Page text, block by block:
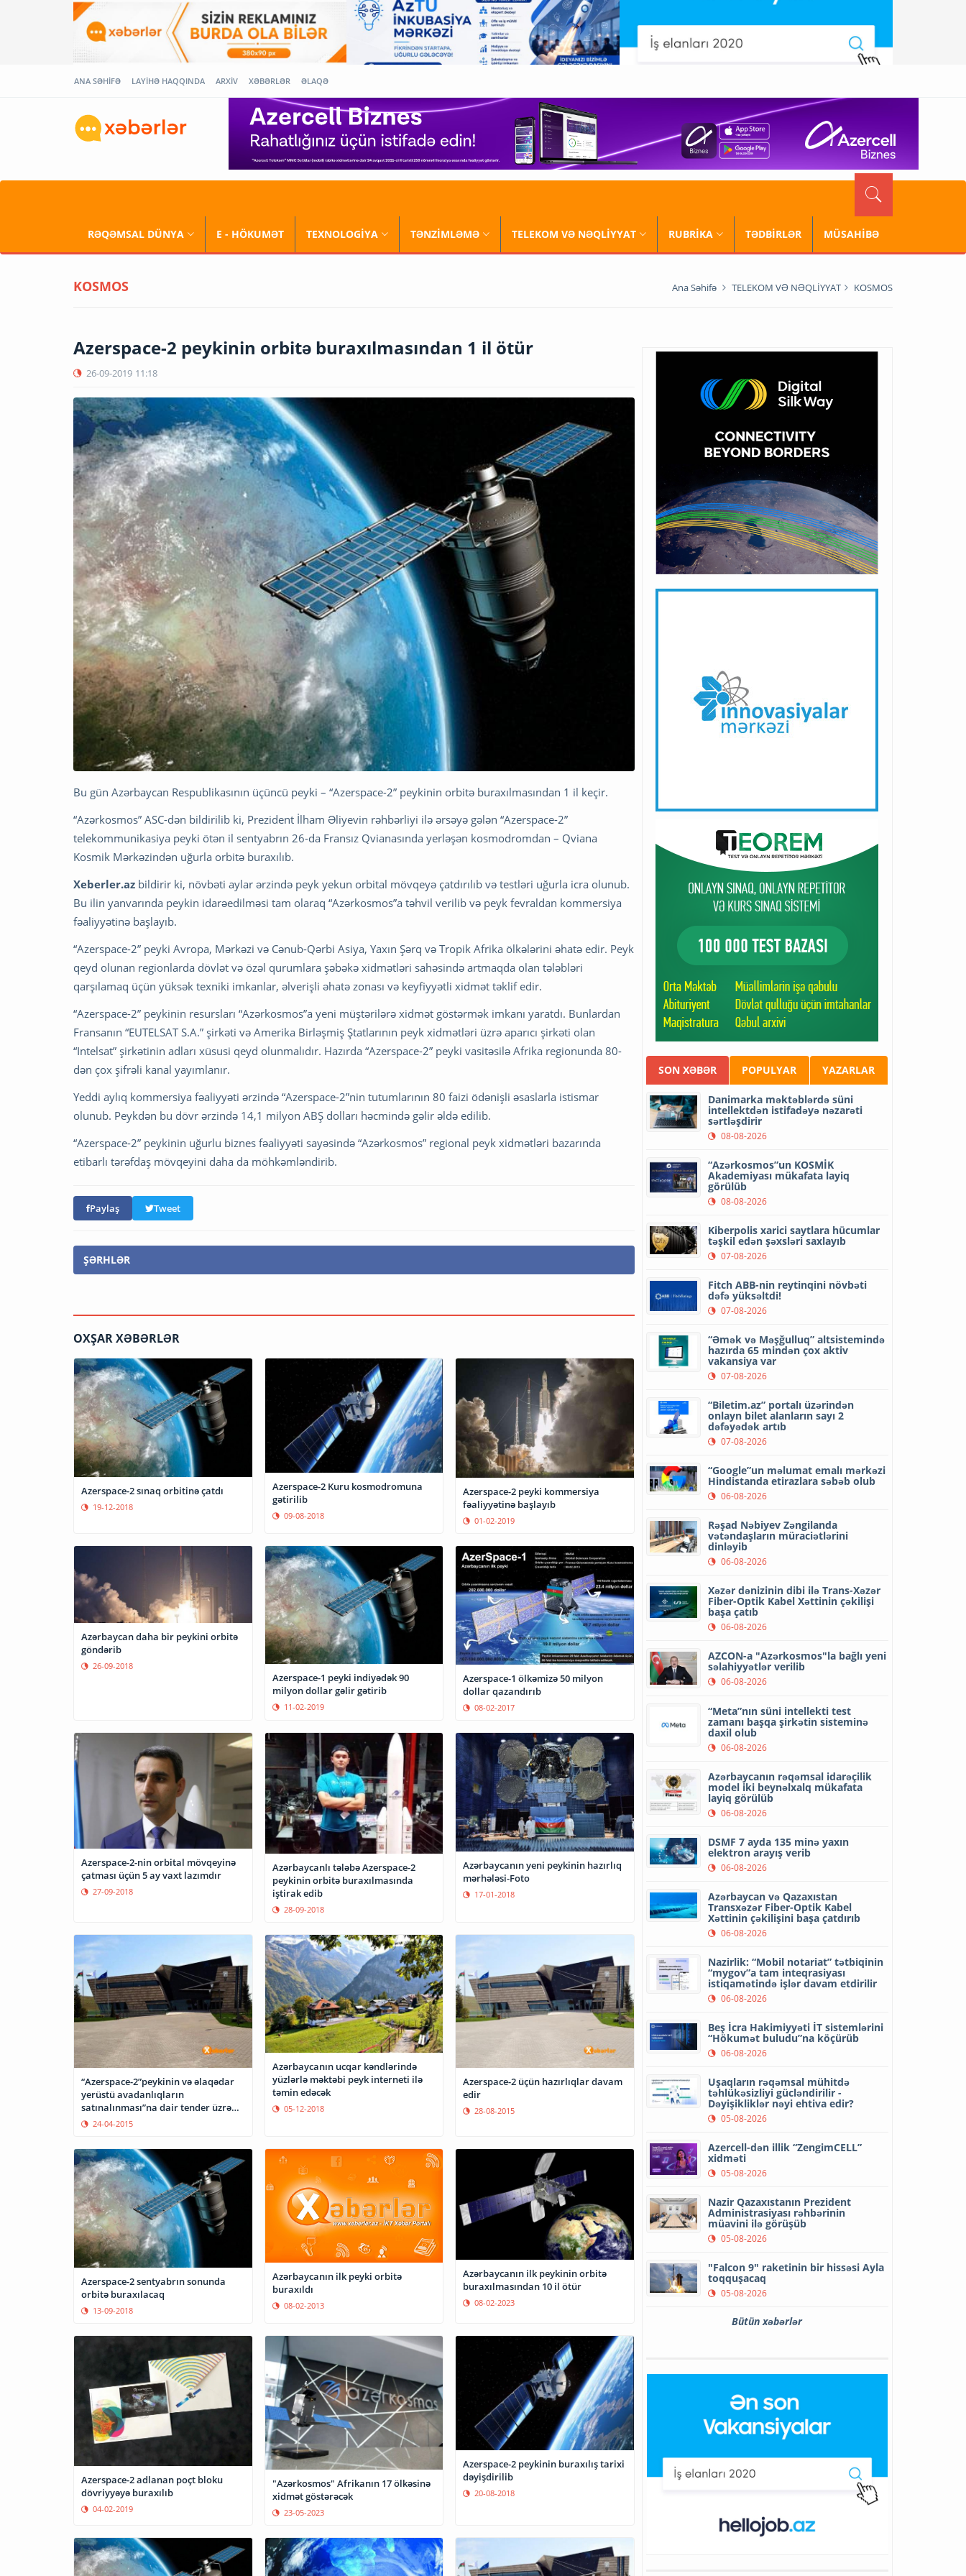
ANA SƏHİFƏ LAYİHƏ HAQQINDA ARXİV XƏBƏRLƏR ƏLAQƏ
RƏQƏMSAL DÜNYA E - HÖKUMƏT TEXNOLOGİYA TƏNZİMLƏMƏ TELEKOM VƏ NƏQLİYYAT RUBRİKA TƏDBİRLƏR MÜSAHİBƏ
KOSMOS Ana Səhifə TELEKOM VƏ NƏQLİYYAT KOSMOS
Azerspace-2 peykinin orbitə buraxılmasından 1 il ötür
26-09-2019 11:18
Bu gün Azərbaycan Respublikasının üçüncü peyki – “Azerspace-2” peykinin orbitə buraxılmasından 1 il keçir.
“Azərkosmos” ASC-dən bildirilib ki, Prezident İlham Əliyevin rəhbərliyi ilə ərsəyə gələn “Azerspace-2”
telekommunikasiya peyki ötən il sentyabrın 26-da Fransız Qvianasında yerləşən kosmodromdan – Qviana
Kosmik Mərkəzindən uğurla orbitə buraxılıb.
Xeberler.az bildirir ki, növbəti aylar ərzində peyk yekun orbital mövqeyə çatdırılıb və testləri uğurla icra olunub.
Bu ilin yanvarında peykin idarəedilməsi tam olaraq “Azərkosmos”a təhvil verilib və peyk fevraldan kommersiya
fəaliyyətinə başlayıb.
“Azerspace-2” peyki Avropa, Mərkəzi və Cənub-Qərbi Asiya, Yaxın Şərq və Tropik Afrika ölkələrini əhatə edir. Peyk
qeyd olunan regionlarda dövlət və özəl qurumlara şəbəkə xidmətləri sahəsində artmaqda olan tələbləri
qarşılamaq üçün yüksək texniki imkanlar, əlverişli əhatə zonası və keyfiyyətli xidmət təklif edir.
“Azerspace-2” peykinin resursları “Azərkosmos”a yeni müştərilərə xidmət göstərmək imkanı yaratdı. Bunlardan
Fransanın “EUTELSAT S.A.” şirkəti və Amerika Birləşmiş Ştatlarının peyk xidmətləri üzrə aparıcı şirkəti olan
“Intelsat” şirkətinin adları xüsusi qeyd olunmalıdır. Hazırda “Azerspace-2” peyki vasitəsilə Afrika regionunda 80-
dən çox şifrəli kanal yayımlanır.
Yeddi aylıq kommersiya fəaliyyəti ərzində “Azerspace-2”nin tutumlarının 80 faizi ödənişli əsaslarla istismar
olunub. Peykdən bu dövr ərzində 14,1 milyon ABŞ dolları həcmində gəlir əldə edilib.
“Azerspace-2” peykinin uğurlu biznes fəaliyyəti sayəsində “Azərkosmos” regional peyk xidmətləri bazarında
etibarlı tərəfdaş mövqeyini daha da möhkəmləndirib.
Paylaş Tweet
ŞƏRHLƏR
OXŞAR XƏBƏRLƏR
Azerspace-2 sınaq orbitinə çatdı
19-12-2018
Azerspace-2 Kuru kosmodromuna
gətirilib
09-08-2018
Azerspace-2 peyki kommersiya
fəaliyyətinə başlayıb
01-02-2019
Azərbaycan daha bir peykini orbitə
göndərib
26-09-2018
Azerspace-1 peyki indiyədək 90
milyon dollar gəlir gətirib
11-02-2019
Azerspace-1 ölkəmizə 50 milyon
dollar qazandırıb
08-02-2017
Azerspace-2-nin orbital mövqeyinə
çatması üçün 5 ay vaxt lazımdır
27-09-2018
Azərbaycanlı tələbə Azerspace-2
peykinin orbitə buraxılmasında
iştirak edib
28-09-2018
Azərbaycanın yeni peykinin hazırlıq
mərhələsi-Foto
17-01-2018
“Azerspace-2”peykinin və əlaqədar
yerüstü avadanlıqların
satınalınması”na dair tender üzrə
təkliflər zərfləri açıldı
24-04-2015
Azərbaycanın ucqar kəndlərində
yüzlərlə məktəbi peyk interneti ilə
təmin edəcək
05-12-2018
Azerspace-2 üçün hazırlıqlar davam
edir
28-08-2015
Azerspace-2 sentyabrın sonunda
orbitə buraxılacaq
13-09-2018
Azərbaycanın ilk peyki orbitə
buraxıldı
08-02-2013
Azərbaycanın ilk peykinin orbitə
buraxılmasından 10 il ötür
08-02-2023
Azerspace-2 adlanan poçt bloku
dövriyyəyə buraxılıb
04-02-2019
"Azərkosmos" Afrikanın 17 ölkəsinə
xidmət göstərəcək
23-05-2023
Azerspace-2 peykinin buraxılış tarixi
dəyişdirilib
20-08-2018
SON XƏBƏR POPULYAR YAZARLAR
Danimarka məktəblərdə süni
intellektdən istifadəyə nəzarəti
sərtləşdirir
08-08-2026
“Azərkosmos”un KOSMİK
Akademiyası mükafata layiq
görülüb
08-08-2026
Kiberpolis xarici saytlara hücumlar
təşkil edən şəxsləri saxlayıb
07-08-2026
Fitch ABB-nin reytinqini növbəti
dəfə yüksəltdi!
07-08-2026
“Əmək və Məşğulluq” altsistemində
hazırda 65 mindən çox aktiv
vakansiya var
07-08-2026
“Biletim.az” portalı üzərindən
onlayn bilet alanların sayı 2
dəfəyədək artıb
07-08-2026
“Google”un məlumat emalı mərkəzi
Hindistanda etirazlara səbəb olub
06-08-2026
Rəşad Nəbiyev Zəngilanda
vətəndaşların müraciətlərini
dinləyib
06-08-2026
Xəzər dənizinin dibi ilə Trans-Xəzər
Fiber-Optik Kabel Xəttinin çəkilişi
başa çatıb
06-08-2026
AZCON-a "Azərkosmos"la bağlı yeni
səlahiyyətlər verilib
06-08-2026
“Meta”nın süni intellekti test
zamanı başqa şirkətin sisteminə
daxil olub
06-08-2026
Azərbaycanın rəqəmsal idarəçilik
model iki beynəlxalq mükafata
layiq görülüb
06-08-2026
DSMF 7 ayda 135 minə yaxın
elektron arayış verib
06-08-2026
Azərbaycan və Qazaxıstan
Transxəzər Fiber-Optik Kabel
Xəttinin çəkilişini başa çatdırıb
06-08-2026
Nazirlik: “Mobil notariat” tətbiqinin
“mygov”a tam inteqrasiyası
istiqamətində işlər davam etdirilir
06-08-2026
Beş İcra Hakimiyyəti İT sistemlərini
“Hökumət buludu”na köçürüb
06-08-2026
Uşaqların rəqəmsal mühitdə
təhlükəsizliyi gücləndirilir -
Dəyişikliklər nəyi ehtiva edir?
05-08-2026
Azercell-dən illik “ZengimCELL”
xidməti
05-08-2026
Nazir Qazaxıstanın Prezident
Administrasiyası rəhbərinin
müavini ilə görüşüb
05-08-2026
"Falcon 9" raketinin bir hissəsi Ayla
toqquşacaq
05-08-2026
Bütün xəbərlər